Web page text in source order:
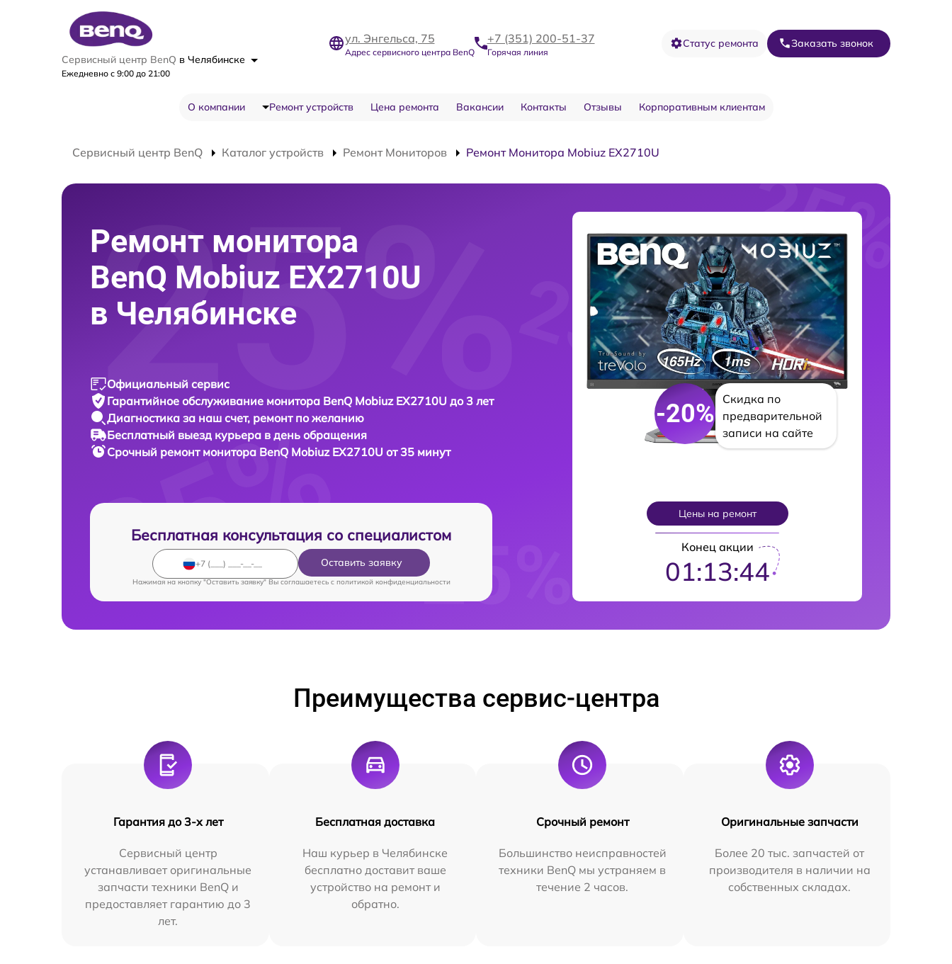
Сервисный центр BenQ в Челябинске
Ежедневно с 9:00 до 21:00
ул. Энгельса, 75
Адрес сервисного центра BenQ
+7 (351) 200-51-37
Горячая линия
Статус ремонта Заказать звонок
О компании Ремонт устройств Цена ремонта Вакансии Контакты Отзывы Корпоративным клиентам
Сервисный центр BenQ Каталог устройств Ремонт Мониторов Ремонт Монитора Mobiuz EX2710U
Ремонт монитора
BenQ Mobiuz EX2710U
в Челябинске
Официальный сервис
Гарантийное обслуживание монитора BenQ Mobiuz EX2710U до 3 лет
Диагностика за наш счет, ремонт по желанию
Бесплатный выезд курьера в день обращения
Срочный ремонт монитора BenQ Mobiuz EX2710U от 35 минут
Бесплатная консультация со специалистом
Оставить заявку
Нажимая на кнопку "Оставить заявку" Вы соглашаетесь c политикой конфиденциальности
-20%
Скидка по
предварительной
записи на сайте
Цены на ремонт
Конец акции
01:13:43
Преимущества сервис-центра
Гарантия до 3-х лет
Сервисный центр
устанавливает оригинальные
запчасти техники BenQ и
предоставляет гарантию до 3
лет.
Бесплатная доставка
Наш курьер в Челябинске
бесплатно доставит ваше
устройство на ремонт и
обратно.
Срочный ремонт
Большинство неисправностей
техники BenQ мы устраняем в
течение 2 часов.
Оригинальные запчасти
Более 20 тыс. запчастей от
производителя в наличии на
собственных складах.